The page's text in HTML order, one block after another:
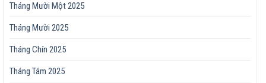
Tháng Mười Một 2025
Tháng Mười 2025
Tháng Chín 2025
Tháng Tám 2025